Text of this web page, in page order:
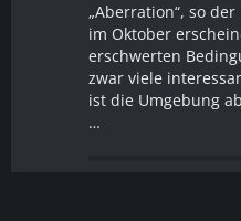
„Aberration“, so
im Oktober
erschwerten
zwar viele
ist die Umgebung
…